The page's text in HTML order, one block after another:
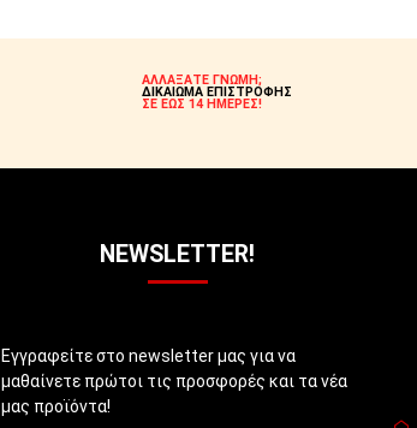
ΑΛΛΑΞΑΤΕ ΓΝΩΜΗ;
ΔΙΚΑΙΩΜΑ ΕΠΙΣΤΡΟΦΗΣ
ΣΕ ΕΩΣ 14 ΗΜΕΡΕΣ!
NEWSLETTER!
Εγγραφείτε στο newsletter μας για να
μαθαίνετε πρώτοι τις προσφορές και τα νέα
μας προϊόντα!